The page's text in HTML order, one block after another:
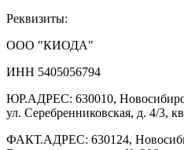
Реквизиты:
ООО "КИОДА"
ИНН 5405056794
ЮР.АДРЕС: 630010,
ул. Серебренниковская, д. 4/3,
ФАКТ.АДРЕС: 630124,